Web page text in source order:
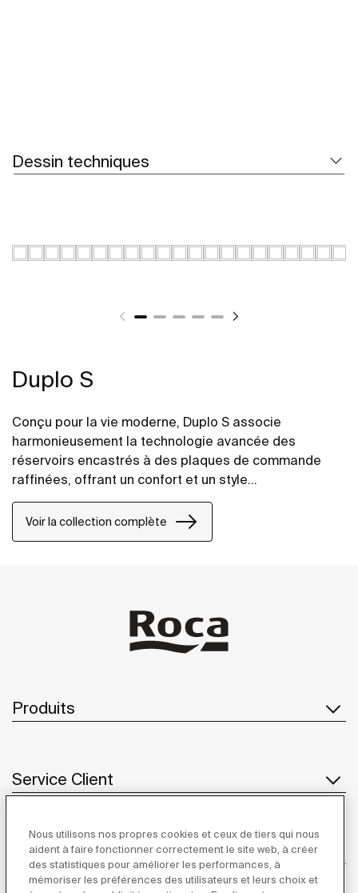
Dessin techniques
Duplo S
Conçu pour la vie moderne, Duplo S associe
harmonieusement la technologie avancée des
réservoirs encastrés à des plaques de commande
raffinées, offrant un confort et un style
incomparables pour tout projet de salle de bains.
Voir la collection complète
Produits
Service Client
À propos de Roca
Nous utilisons nos propres cookies et ceux de tiers qui nous
aident à faire fonctionner correctement le site web, à créer
des statistiques pour améliorer les performances, à
mémoriser les préférences des utilisateurs et leurs choix et